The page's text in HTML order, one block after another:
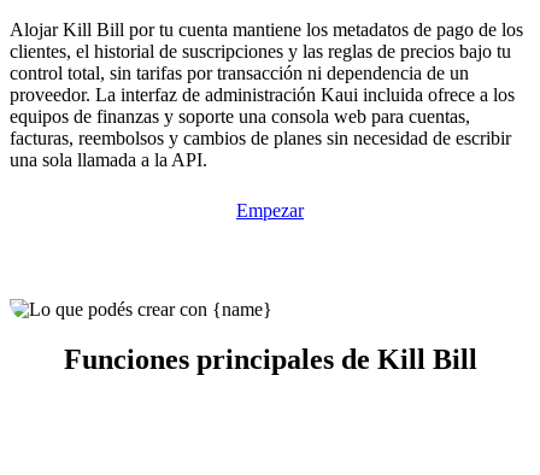
Alojar Kill Bill por tu cuenta mantiene los metadatos de pago de los
clientes, el historial de suscripciones y las reglas de precios bajo tu
control total, sin tarifas por transacción ni dependencia de un
proveedor. La interfaz de administración Kaui incluida ofrece a los
equipos de finanzas y soporte una consola web para cuentas,
facturas, reembolsos y cambios de planes sin necesidad de escribir
una sola llamada a la API.
Empezar
Funciones principales de Kill Bill